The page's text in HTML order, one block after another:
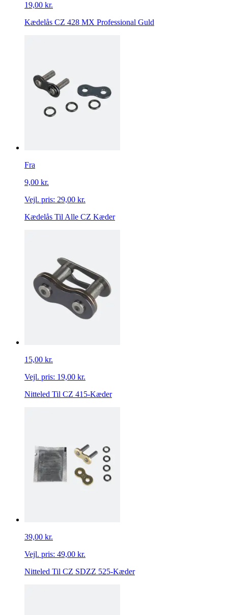
19,00 kr.
Kædelås CZ 428 MX Professional Guld
Fra
9,00 kr.
Vejl. pris: 29,00 kr.
Kædelås Til Alle CZ Kæder
15,00 kr.
Vejl. pris: 19,00 kr.
Nitteled Til CZ 415-Kæder
39,00 kr.
Vejl. pris: 49,00 kr.
Nitteled Til CZ SDZZ 525-Kæder